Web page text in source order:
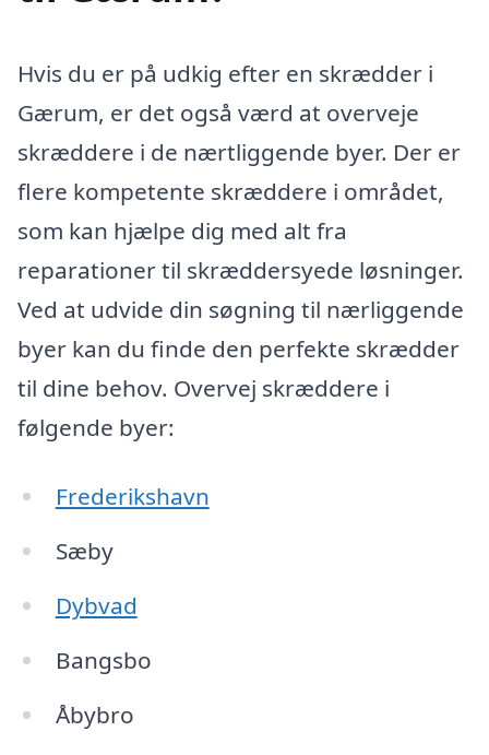
Hvis du er på udkig efter en skrædder i
Gærum, er det også værd at overveje
skræddere i de nærtliggende byer. Der er
flere kompetente skræddere i området,
som kan hjælpe dig med alt fra
reparationer til skræddersyede løsninger.
Ved at udvide din søgning til nærliggende
byer kan du finde den perfekte skrædder
til dine behov. Overvej skræddere i
følgende byer:
Frederikshavn
Sæby
Dybvad
Bangsbo
Åbybro